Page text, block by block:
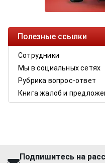
Полезные ссылки
Сотрудники
Мы в социальных сетях
Рубрика вопрос-ответ
Книга жалоб и
Подпишитесь на